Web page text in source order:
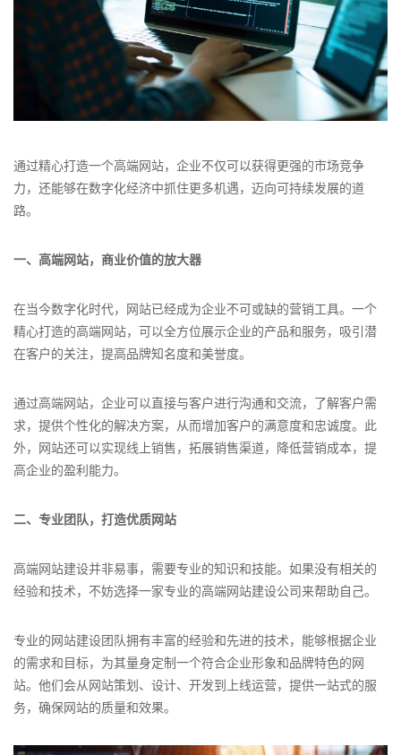
通过精心打造一个高端网站，企业不仅可以获得更强的市场竞争
力，还能够在数字化经济中抓住更多机遇，迈向可持续发展的道
路。
一、高端网站，商业价值的放大器
在当今数字化时代，网站已经成为企业不可或缺的营销工具。一个
精心打造的高端网站，可以全方位展示企业的产品和服务，吸引潜
在客户的关注，提高品牌知名度和美誉度。
通过高端网站，企业可以直接与客户进行沟通和交流，了解客户需
求，提供个性化的解决方案，从而增加客户的满意度和忠诚度。此
外，网站还可以实现线上销售，拓展销售渠道，降低营销成本，提
高企业的盈利能力。
二、专业团队，打造优质网站
高端网站建设并非易事，需要专业的知识和技能。如果没有相关的
经验和技术，不妨选择一家专业的高端网站建设公司来帮助自己。
专业的网站建设团队拥有丰富的经验和先进的技术，能够根据企业
的需求和目标，为其量身定制一个符合企业形象和品牌特色的网
站。他们会从网站策划、设计、开发到上线运营，提供一站式的服
务，确保网站的质量和效果。